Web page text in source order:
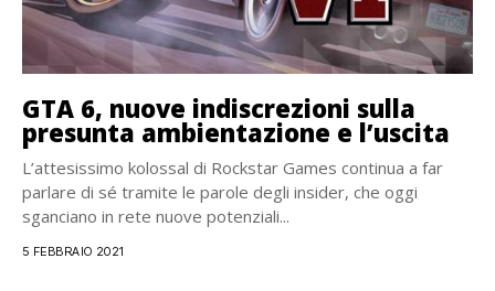
GTA 6, nuove indiscrezioni sulla
presunta ambientazione e l’uscita
L’attesissimo kolossal di Rockstar Games continua a far
parlare di sé tramite le parole degli insider, che oggi
sganciano in rete nuove potenziali...
5 FEBBRAIO 2021